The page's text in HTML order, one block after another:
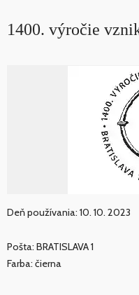
1400. výročie
Deň používania: 10. 10. 2023
Pošta: BRATISLAVA 1
Farba: čierna